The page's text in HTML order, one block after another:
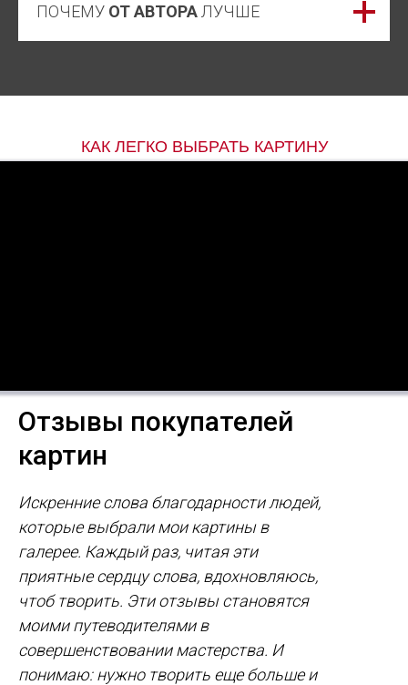
ПОЧЕМУ ОТ АВТОРА ЛУЧШЕ
КАК ЛЕГКО ВЫБРАТЬ КАРТИНУ
Отзывы покупателей
картин
Искренние слова благодарности людей,
которые выбрали мои картины в
галерее. Каждый раз, читая эти
приятные сердцу слова, вдохновляюсь,
чтоб творить. Эти отзывы становятся
моими путеводителями в
совершенствовании мастерства. И
понимаю: нужно творить еще больше и